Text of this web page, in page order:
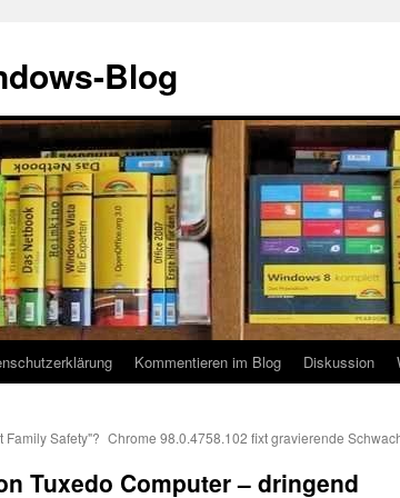
Blog
Kommentieren im Blog Diskussion
Family Safety"? Chrome 98.0.4758.102 fixt gravierende
Tuxedo Computer – dringend